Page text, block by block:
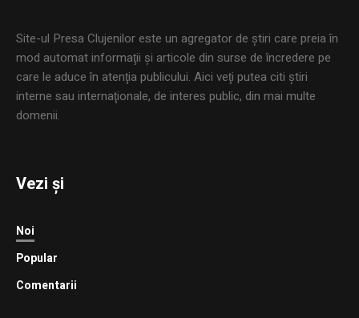
Site-ul Presa Clujenilor este un agregator de ştiri care preia în
mod automat informaţii şi articole din surse de încredere pe
care le aduce în atenţia publicului. Aici veţi putea citi ştiri
interne sau internaţionale, de interes public, din mai multe
domenii.
Vezi și
Noi
Popular
Comentarii